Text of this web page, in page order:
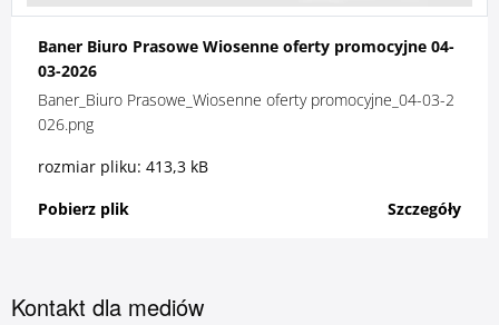
Baner Biuro Prasowe Wiosenne oferty promocyjne 04-
03-2026
Baner_Biuro Prasowe_Wiosenne oferty promocyjne_04-03-2
026.png
rozmiar pliku: 413,3 kB
Pobierz plik
Szczegóły
Kontakt dla mediów